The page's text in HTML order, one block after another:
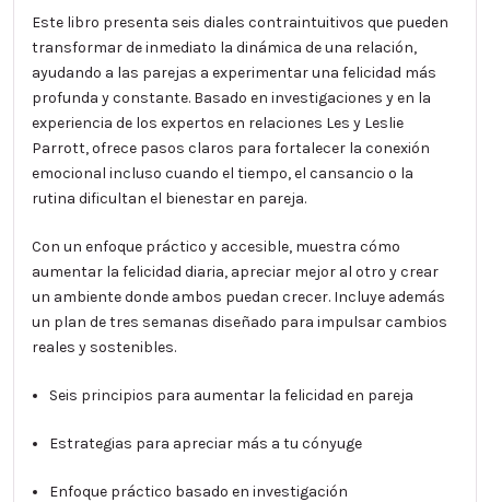
Este libro presenta seis diales contraintuitivos que pueden
transformar de inmediato la dinámica de una relación,
ayudando a las parejas a experimentar una felicidad más
profunda y constante. Basado en investigaciones y en la
experiencia de los expertos en relaciones Les y Leslie
Parrott, ofrece pasos claros para fortalecer la conexión
emocional incluso cuando el tiempo, el cansancio o la
rutina dificultan el bienestar en pareja.
Con un enfoque práctico y accesible, muestra cómo
aumentar la felicidad diaria, apreciar mejor al otro y crear
un ambiente donde ambos puedan crecer. Incluye además
un plan de tres semanas diseñado para impulsar cambios
reales y sostenibles.
Seis principios para aumentar la felicidad en pareja
Estrategias para apreciar más a tu cónyuge
Enfoque práctico basado en investigación